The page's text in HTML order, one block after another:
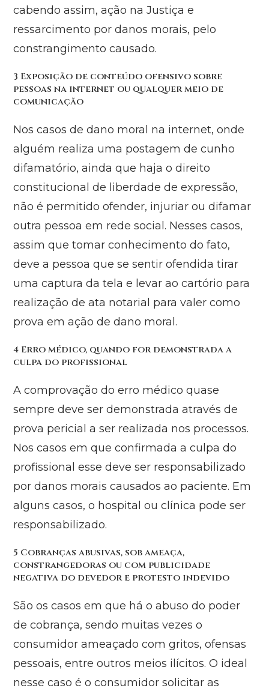
cabendo assim, ação na Justiça e
ressarcimento por danos morais, pelo
constrangimento causado.
3 Exposição de conteúdo ofensivo sobre
pessoas na internet ou qualquer meio de
comunicação
Nos casos de dano moral na internet, onde
alguém realiza uma postagem de cunho
difamatório, ainda que haja o direito
constitucional de liberdade de expressão,
não é permitido ofender, injuriar ou difamar
outra pessoa em rede social. Nesses casos,
assim que tomar conhecimento do fato,
deve a pessoa que se sentir ofendida tirar
uma captura da tela e levar ao cartório para
realização de ata notarial para valer como
prova em ação de dano moral.
4 Erro médico, quando for demonstrada a
culpa do profissional
A comprovação do erro médico quase
sempre deve ser demonstrada através de
prova pericial a ser realizada nos processos.
Nos casos em que confirmada a culpa do
profissional esse deve ser responsabilizado
por danos morais causados ao paciente. Em
alguns casos, o hospital ou clínica pode ser
responsabilizado.
5 Cobranças abusivas, sob ameaça,
constrangedoras ou com publicidade
negativa do devedor e protesto indevido
São os casos em que há o abuso do poder
de cobrança, sendo muitas vezes o
consumidor ameaçado com gritos, ofensas
pessoais, entre outros meios ilícitos. O ideal
nesse caso é o consumidor solicitar as